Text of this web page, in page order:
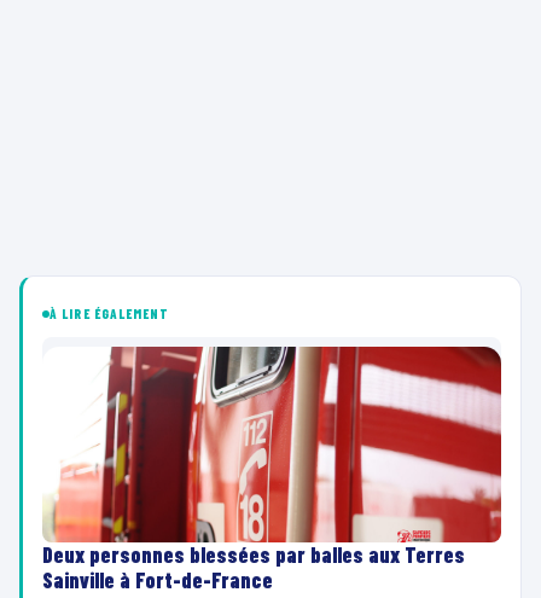
À LIRE ÉGALEMENT
Deux personnes blessées par balles aux Terres
Sainville à Fort-de-France